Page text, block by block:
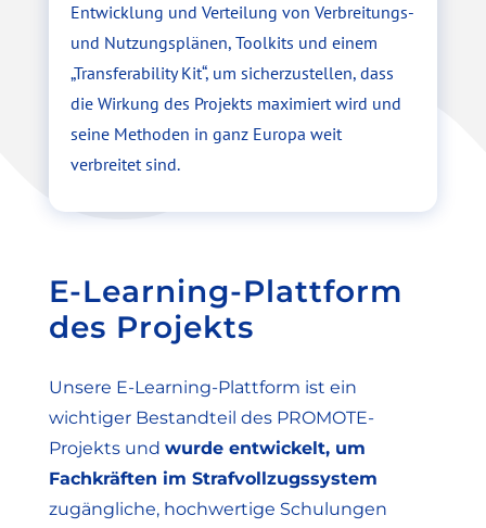
Entwicklung und Verteilung von Verbreitungs-
und Nutzungsplänen, Toolkits und einem
„Transferability Kit“, um sicherzustellen, dass
die Wirkung des Projekts maximiert wird und
seine Methoden in ganz Europa weit
verbreitet sind.
E-Learning-Plattform
des Projekts
Unsere E-Learning-Plattform ist ein
wichtiger Bestandteil des PROMOTE-
Projekts und wurde entwickelt, um
Fachkräften im Strafvollzugssystem
zugängliche, hochwertige Schulungen